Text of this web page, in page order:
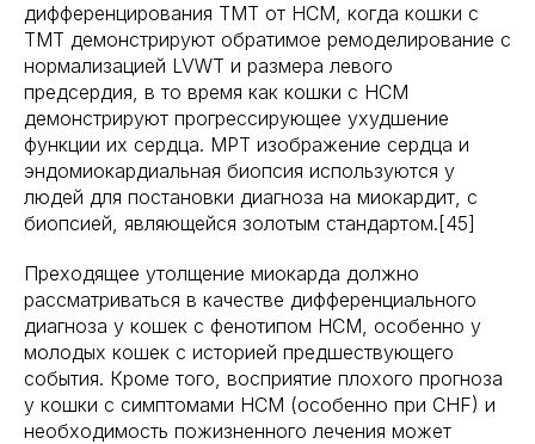
дифференцирования TMT от HCM, когда кошки с
TMT демонстрируют обратимое ремоделирование с
нормализацией LVWT и размера левого
предсердия, в то время как кошки с HCM
демонстрируют прогрессирующее ухудшение
функции их сердца. МРТ изображение сердца и
эндомиокардиальная биопсия используются у
людей для постановки диагноза на миокардит, с
биопсией, являющейся золотым стандартом.[45]
Преходящее утолщение миокарда должно
рассматриваться в качестве дифференциального
диагноза у кошек с фенотипом HCM, особенно у
молодых кошек с историей предшествующего
события. Кроме того, восприятие плохого прогноза
у кошки с симптомами HCM (особенно при CHF) и
необходимость пожизненного лечения может